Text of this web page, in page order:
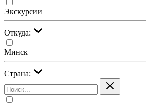
Экскурсии
Откуда:
Минск
Страна: